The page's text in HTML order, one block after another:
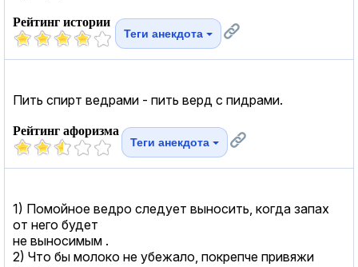
Рейтинг истории
Теги анекдота
Пить спирт ведрами - пить верд с пидрами.
Рейтинг афоризма
Теги анекдота
1) Помойное ведро следует выносить, когда запах
от него будет
не выносимым .
2) Что бы молоко не убежало, покрепче привяжи